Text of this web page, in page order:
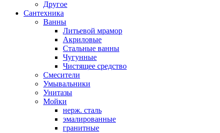
Другое
Сантехника
Ванны
Литьевой мрамор
Акриловые
Стальные ванны
Чугунные
Чистящее средство
Смесители
Умывальники
Унитазы
Мойки
нерж. сталь
эмалированные
гранитные